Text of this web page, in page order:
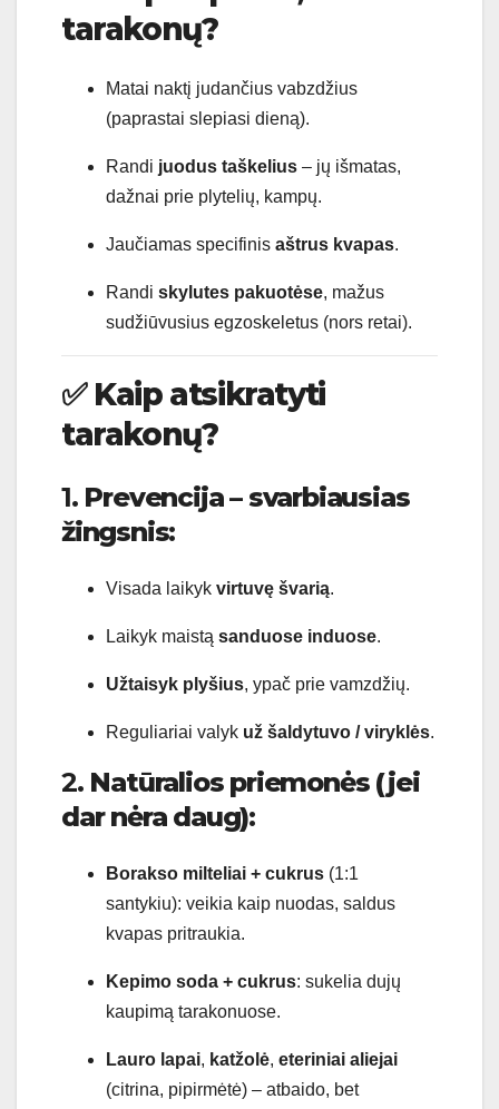
tarakonų?
Matai naktį judančius vabzdžius
(paprastai slepiasi dieną).
Randi juodus taškelius – jų išmatas,
dažnai prie plytelių, kampų.
Jaučiamas specifinis aštrus kvapas.
Randi skylutes pakuotėse, mažus
sudžiūvusius egzoskeletus (nors retai).
✅ Kaip atsikratyti
tarakonų?
1. Prevencija – svarbiausias
žingsnis:
Visada laikyk virtuvę švarią.
Laikyk maistą sanduose induose.
Užtaisyk plyšius, ypač prie vamzdžių.
Reguliariai valyk už šaldytuvo / viryklės.
2. Natūralios priemonės (jei
dar nėra daug):
Borakso milteliai + cukrus (1:1
santykiu): veikia kaip nuodas, saldus
kvapas pritraukia.
Kepimo soda + cukrus: sukelia dujų
kaupimą tarakonuose.
Lauro lapai, katžolė, eteriniai aliejai
(citrina, pipirmėtė) – atbaido, bet